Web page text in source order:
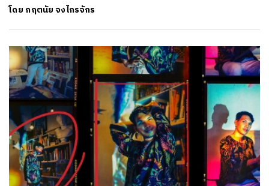
โดย กฤตนัย จงไกรจักร
SHARE